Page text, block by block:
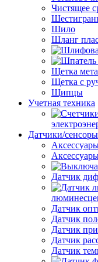
Чистящее
Шило
Шланг
Щетка
Щетка с
Щипцы
Учетная техника
Датчики/сенсоры
Датчик
Датчик
Датчик
Датчик
Датчик
Датчик